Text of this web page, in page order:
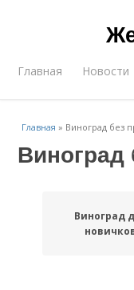
Главная Новости
Главная » Виноград без
Виноград
Виноград